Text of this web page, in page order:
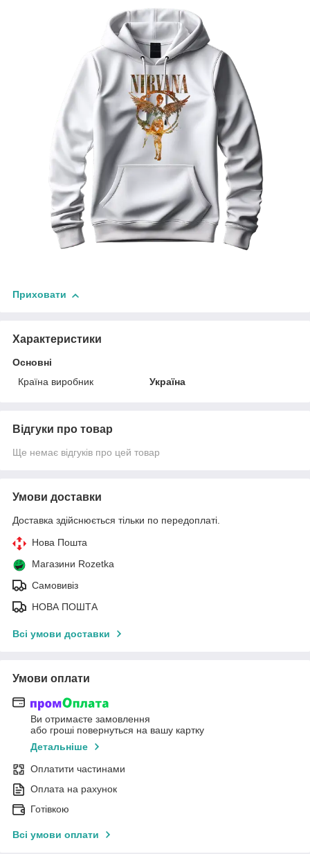
Приховати
Характеристики
Основні
Країна виробник
Україна
Відгуки про товар
Ще немає відгуків про цей товар
Умови доставки
Доставка здійснюється тільки по передоплаті.
Нова Пошта
Магазини Rozetka
Самовивіз
НОВА ПОШТА
Всі умови доставки
Умови оплати
Ви отримаєте замовлення
або гроші повернуться на вашу картку
Детальніше
Оплатити частинами
Оплата на рахунок
Готівкою
Всі умови оплати